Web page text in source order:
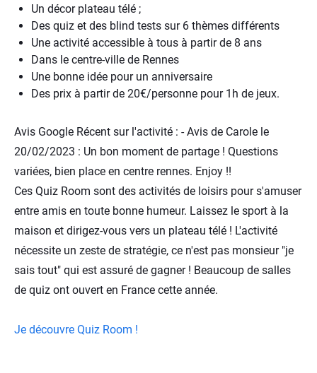
Un décor plateau télé ;
Des quiz et des blind tests sur 6 thèmes différents
Une activité accessible à tous à partir de 8 ans
Dans le centre-ville de Rennes
Une bonne idée pour un anniversaire
Des prix à partir de 20€/personne pour 1h de jeux.
Avis Google Récent sur l'activité : - Avis de Carole le
20/02/2023 : Un bon moment de partage ! Questions
variées, bien place en centre rennes. Enjoy !!
Ces Quiz Room sont des activités de loisirs pour s'amuser
entre amis en toute bonne humeur. Laissez le sport à la
maison et dirigez-vous vers un plateau télé ! L'activité
nécessite un zeste de stratégie, ce n'est pas monsieur "je
sais tout" qui est assuré de gagner ! Beaucoup de salles
de quiz ont ouvert en France cette année.
Je découvre Quiz Room !